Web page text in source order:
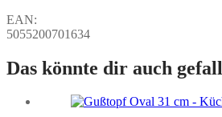
EAN:
5055200701634
Das könnte dir auch